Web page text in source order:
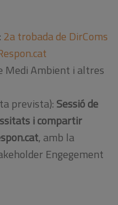
: 2a trobada de DirComs
Medi Ambient i altres
prevista): Sessió de
i compartir
, amb la
Engegement